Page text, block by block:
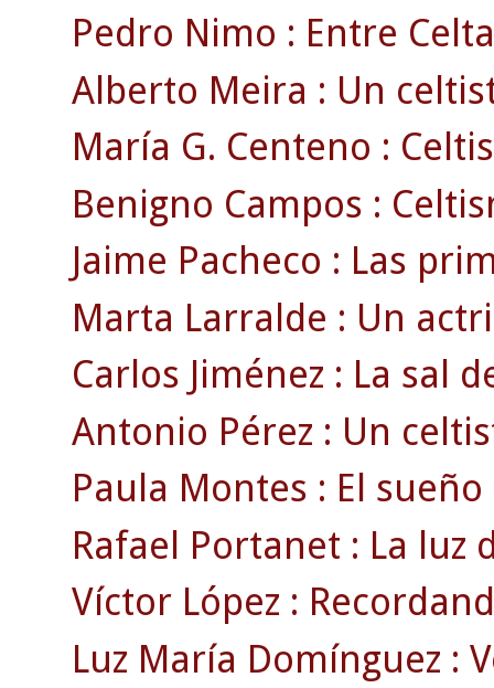
Pedro Nimo : Entre
Alberto Meira : Un
María G. Centeno :
Benigno Campos :
Jaime Pacheco : Las
Marta Larralde : Un
Carlos Jiménez : La sal
Antonio Pérez : Un
Paula Montes : El
Rafael Portanet : La luz
Víctor López :
Luz María Domínguez :